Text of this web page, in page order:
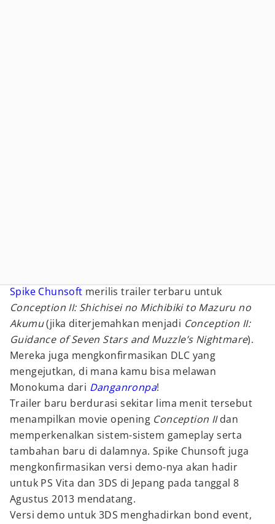
Spike Chunsoft merilis trailer terbaru untuk
Conception II: Shichisei no Michibiki to Mazuru no
Akumu(jika diterjemahkan menjadi Conception II:
Guidance of Seven Stars and Muzzle’s Nightmare).
Mereka juga mengkonfirmasikan DLC yang
mengejutkan, di mana kamu bisa melawan
Monokuma dari Danganronpa!
Trailer baru berdurasi sekitar lima menit tersebut
menampilkan movie opening Conception IIdan
memperkenalkan sistem-sistem gameplay serta
tambahan baru di dalamnya. Spike Chunsoft juga
mengkonfirmasikan versi demo-nya akan hadir
untuk PS Vita dan 3DS di Jepang pada tanggal 8
Agustus 2013 mendatang.
Versi demo untuk 3DS menghadirkan bond event,